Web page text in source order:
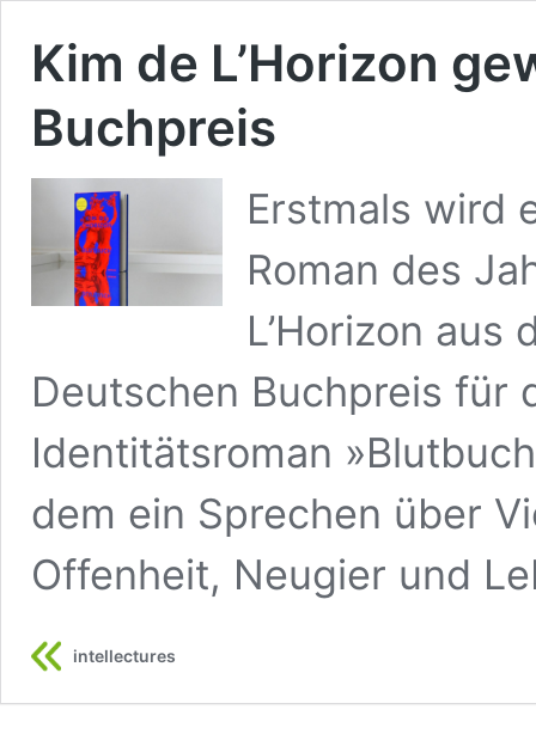
Kim de L’Horizon
Buchpreis
Erstmals wird
Roman des
L’Horizon
Deutschen Buchpreis für
Identitätsroman
dem ein Sprechen über
Offenheit, Neugier und
intellectures